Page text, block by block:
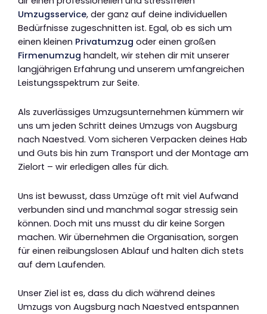
Umzugsservice, der ganz auf deine individuellen
Bedürfnisse zugeschnitten ist. Egal, ob es sich um
einen kleinen Privatumzug oder einen großen
Firmenumzug handelt, wir stehen dir mit unserer
langjährigen Erfahrung und unserem umfangreichen
Leistungsspektrum zur Seite.
Als zuverlässiges Umzugsunternehmen kümmern wir
uns um jeden Schritt deines Umzugs von Augsburg
nach Naestved. Vom sicheren Verpacken deines Hab
und Guts bis hin zum Transport und der Montage am
Zielort – wir erledigen alles für dich.
Uns ist bewusst, dass Umzüge oft mit viel Aufwand
verbunden sind und manchmal sogar stressig sein
können. Doch mit uns musst du dir keine Sorgen
machen. Wir übernehmen die Organisation, sorgen
für einen reibungslosen Ablauf und halten dich stets
auf dem Laufenden.
Unser Ziel ist es, dass du dich während deines
Umzugs von Augsburg nach Naestved entspannen